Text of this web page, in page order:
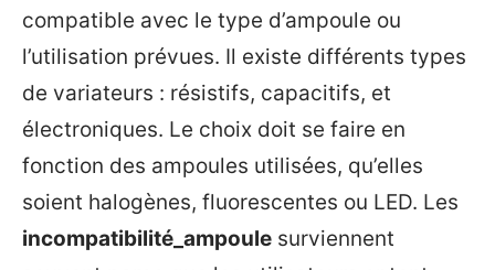
compatible avec le type d’ampoule ou
l’utilisation prévues. Il existe différents types
de variateurs : résistifs, capacitifs, et
électroniques. Le choix doit se faire en
fonction des ampoules utilisées, qu’elles
soient halogènes, fluorescentes ou LED. Les
incompatibilité_ampoule surviennent